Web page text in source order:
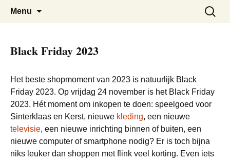
Black Friday Super SALE
De beste kortingen bij elkaar!
Menu
Zoeken
naar:
Black Friday 2023
Het beste shopmoment van 2023 is natuurlijk Black
Friday 2023. Op vrijdag 24 november is het Black Friday
2023. Hét moment om inkopen te doen: speelgoed voor
Sinterklaas en Kerst, nieuwe kleding, een nieuwe
televisie, een nieuwe inrichting binnen of buiten, een
nieuwe computer of smartphone nodig? Er is toch bijna
niks leuker dan shoppen met flink veel korting. Even iets